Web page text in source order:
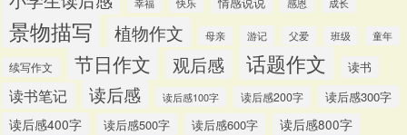
幸福 快乐 感恩 成长
景物描写 植物作文 母亲 游记 父爱 班级 童年
续写作文 节日作文 观后感 话题作文 读书
读书笔记 读后感 读后感100字 读后感200字 读后感300字
读后感400字 读后感500字 读后感600字 读后感800字